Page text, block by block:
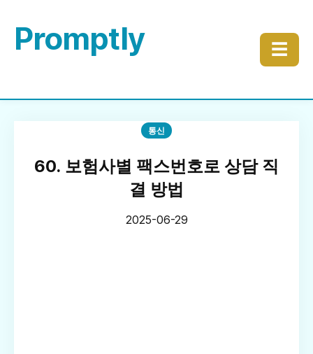
Promptly ☰
통신
60. 보험사별 팩스번호로 상담 직
결 방법
2025-06-29